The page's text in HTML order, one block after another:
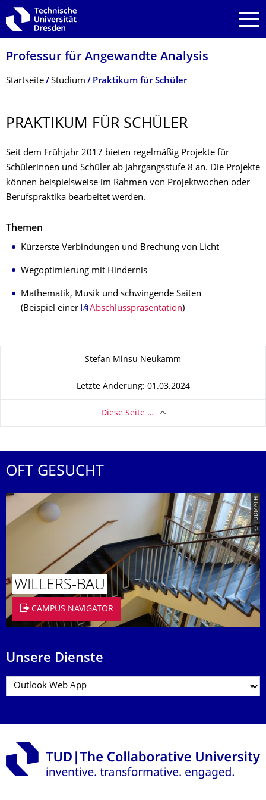
Zur Hauptnavigation springen
Zur Suche springen
Zum Inhalt springen
Professur für Angewandte Analysis
Breadcrumb-Menü
Startseite Studium Praktikum für Schüler
PRAKTIKUM FÜR SCHÜLER
Seit dem Frühjahr 2017 bieten regelmäßig Projekte für
Schülerinnen und Schüler ab Jahrgangsstufe 8 an. Die Projekte
können beispielsweise im Rahmen von Projektwochen oder
Berufspraktika bearbeitet werden.
Themen
Kürzerste Verbindungen und Brechung von Licht
Wegoptimierung mit Hindernis
Mathematik, Musik und schwingende Saiten
(Beispiel einer
Abschlusspräsentation)
Zu dieser SeiteStefan Minsu Neukamm
Letzte Änderung: 01.03.2024
Diese Seite …
OFT GESUCHT
© TUDMATH
WILLERS-BAU
CAMPUS NAVIGATOR
Unsere Dienste